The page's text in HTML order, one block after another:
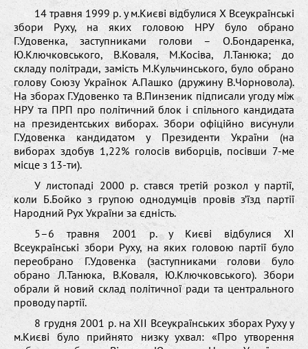
14 травня 1999 р. у м.Києві відбулися Х Всеукраїнські
збори Руху, на яких головою НРУ було обрано
Г.Удовенка, заступниками голови – О.Бондаренка,
Ю.Ключковського, В.Коваля, М.Косіва, Л.Танюка; до
складу політради, замість М.Кульчинського, було обрано
голову Союзу Українок А.Пашко (дружину В.Чорновола).
На зборах Г.Удовенко та В.Пинзеник підписали угоду між
НРУ та ПРП про політичний блок і спільного кандидата
на президентських виборах. Збори офіційно висунули
Г.Удовенка кандидатом у Президенти України (на
виборах здобув 1,22% голосів виборців, посівши 7-ме
місце з 13-ти).
У листопаді 2000 р. стався третій розкол у партії,
коли Б.Бойко з групою однодумців провів з’їзд партії
Народний Рух України за єдність.
5–6 травня 2001 р. у Києві відбулися ХІ
Всеукраїнські збори Руху, на яких головою партії було
переобрано Г.Удовенка (заступниками голови було
обрано Л.Танюка, В.Коваля, Ю.Ключковського). Збори
обрали й новий склад політичної ради та центрального
проводу партії.
8 грудня 2001 р. на ХІІ Всеукраїнських зборах Руху у
м.Києві було прийнято низку ухвал: «Про утворення